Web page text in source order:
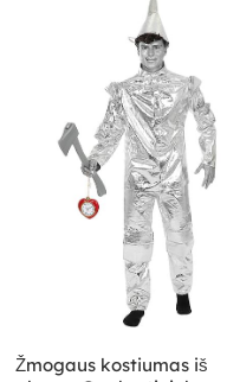
Žmogaus kostiumas iš